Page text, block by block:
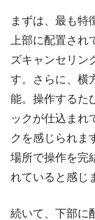
まずは、最も特
上部に配置さ
ズキャンセリン
す。さらに、横
能。操作するた
ックが仕込まれ
クを感じられま
場所で操作を完
れていると感じ
続いて、下部に